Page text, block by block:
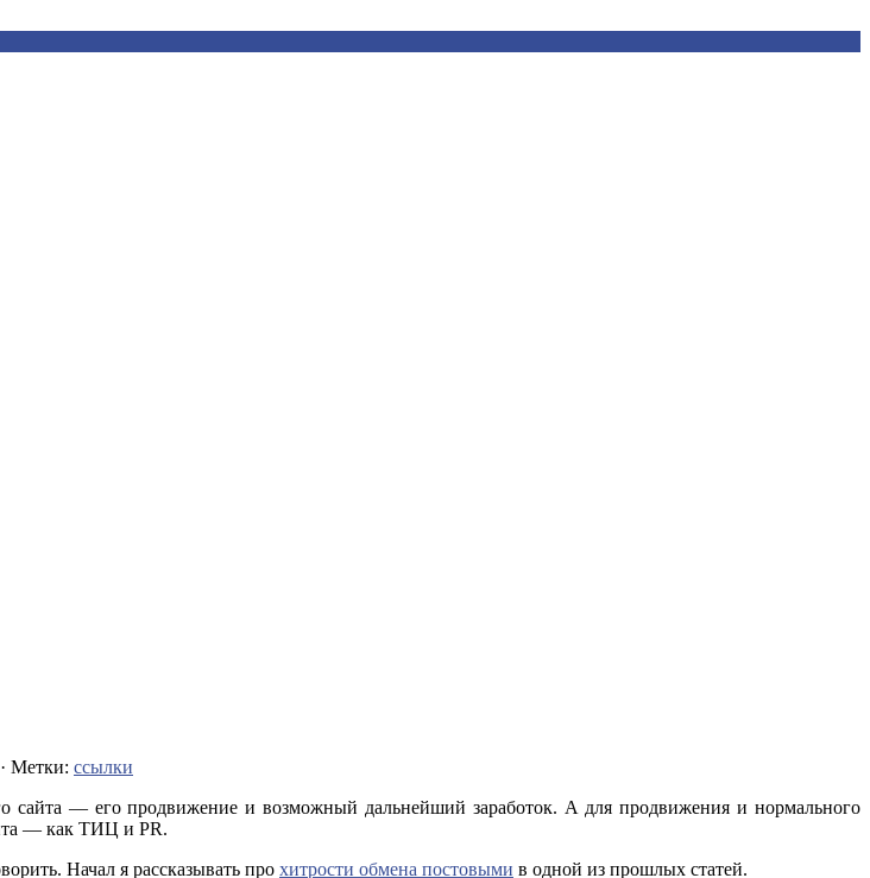
· Метки: ссылки
сайта — его продвижение и возможный дальнейший заработок. А для продвижения и нормального
— как ТИЦ и PR.
Начал я рассказывать про хитрости обмена постовыми в одной из прошлых статей.